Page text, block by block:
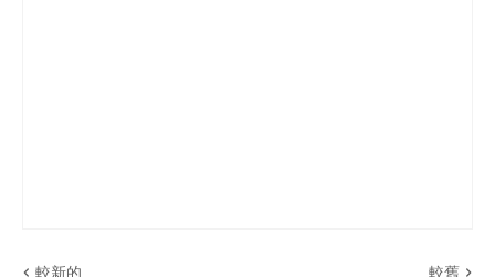
較新的 較舊